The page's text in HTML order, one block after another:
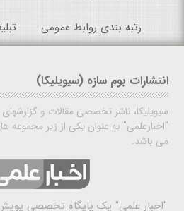
رتبه بندی روابط عمومی
انتشارات بوم سازه (سیویلیکا)
سیویلیکا، ناشر تخصصی مقالات و
"اخبارعلمی" به عنوان یکی از زیر مجموعه
می باشد.
"اخبار علمی" یک پایگاه تخصصی